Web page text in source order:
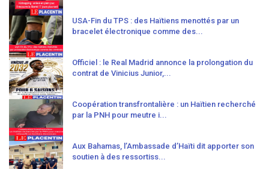
USA-Fin du TPS : des Haïtiens menottés par un
bracelet électronique comme des...
Officiel : le Real Madrid annonce la prolongation du
contrat de Vinicius Junior,...
Coopération transfrontalière : un Haïtien recherché
par la PNH pour meutre i...
Aux Bahamas, l’Ambassade d’Haïti dit apporter son
soutien à des ressortiss...